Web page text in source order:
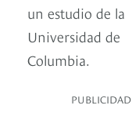
un estudio de la
Universidad de
Columbia.
PUBLICIDAD